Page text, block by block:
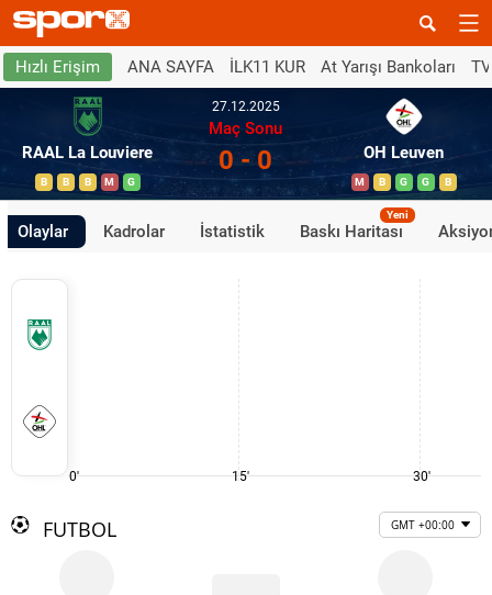
Hızlı Erişim ANA SAYFA İLK11 KUR At Yarışı Bankoları
RAAL La Louviere
B B B M G
27.12.2025
Maç Sonu
0 - 0 OH Leuven
M B G G B
Olaylar Kadrolar İstatistik Baskı Haritası
Yeni
0' 15' 30'
FUTBOL GMT +00:00